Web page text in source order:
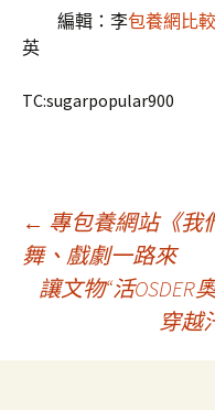
編輯：李包養網比較
英
TC:sugarpopular900
文
章
導
← 專包養網站《我
舞、戲劇一路來
讓文物“活
穿越